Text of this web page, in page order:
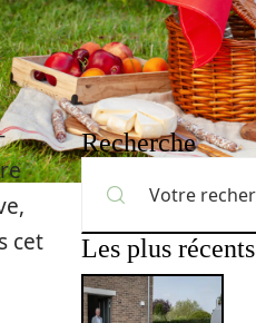
cet
Recherche
Les plus récents